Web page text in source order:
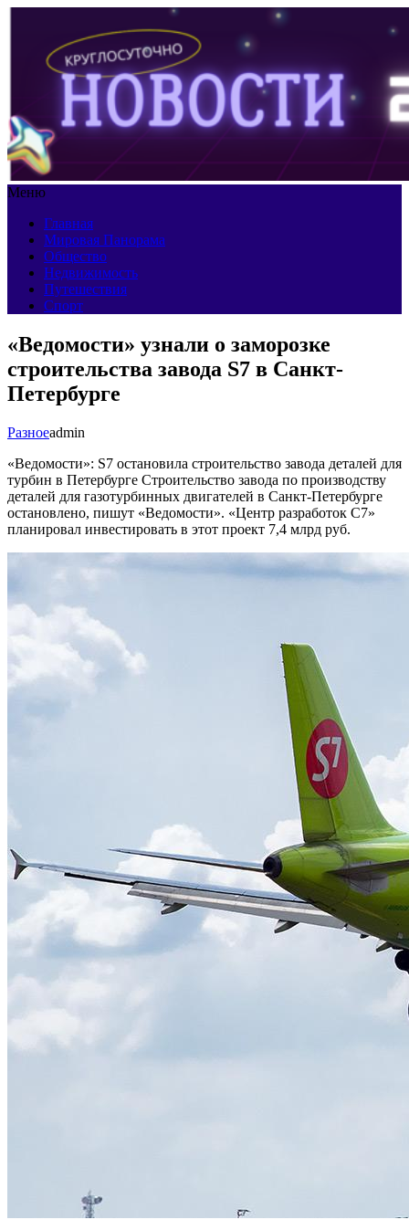
Меню
Главная
Мировая Панорама
Общество
Недвижимость
Путешествия
Спорт
«Ведомости» узнали о заморозке
строительства завода S7 в Санкт-
Петербурге
Разноеadmin
«Ведомости»: S7 остановила строительство завода деталей для
турбин в Петербурге Строительство завода по производству
деталей для газотурбинных двигателей в Санкт-Петербурге
остановлено, пишут «Ведомости». «Центр разработок С7»
планировал инвестировать в этот проект 7,4 млрд руб.